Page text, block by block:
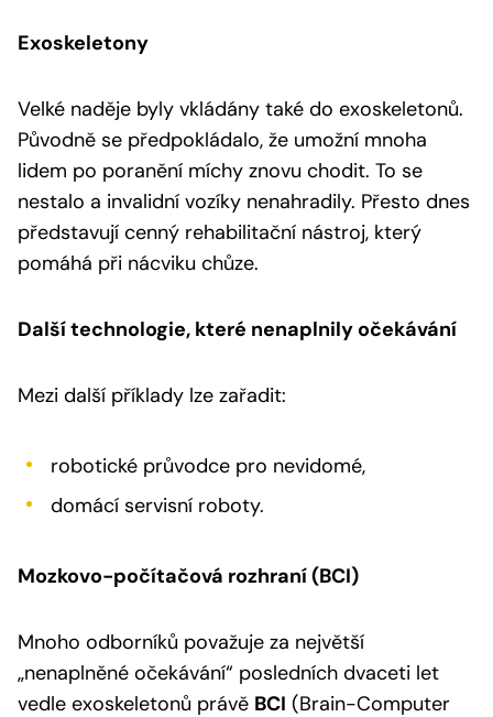
Exoskeletony
Velké naděje byly vkládány také do exoskeletonů.
Původně se předpokládalo, že umožní mnoha
lidem po poranění míchy znovu chodit. To se
nestalo a invalidní vozíky nenahradily. Přesto dnes
představují cenný rehabilitační nástroj, který
pomáhá při nácviku chůze.
Další technologie, které nenaplnily očekávání
Mezi další příklady lze zařadit:
robotické průvodce pro nevidomé,
domácí servisní roboty.
Mozkovo-počítačová rozhraní (BCI)
Mnoho odborníků považuje za největší
„nenaplněné očekávání“ posledních dvaceti let
vedle exoskeletonů právě BCI (Brain-Computer